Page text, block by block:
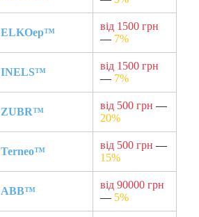
ELKOep™
від 1500 грн
— 7%
INELS™
від 1500 грн
— 7%
ZUBR™
від 500 грн —
20%
Terneo™
від 500 грн —
15%
ABB™
від 90000 грн
— 5%